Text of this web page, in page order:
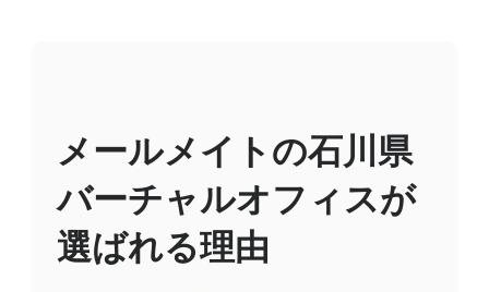
メールメイトの石川県
バーチャルオフィスが
選ばれる理由